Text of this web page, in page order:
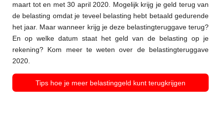
maart tot en met 30 april 2020. Mogelijk krijg je geld terug van
de belasting omdat je teveel belasting hebt betaald gedurende
het jaar. Maar wanneer krijg je deze belastingteruggave terug?
En op welke datum staat het geld van de belasting op je
rekening? Kom meer te weten over de belastingteruggave
2020.
Tips hoe je meer belastinggeld kunt terugkrijgen